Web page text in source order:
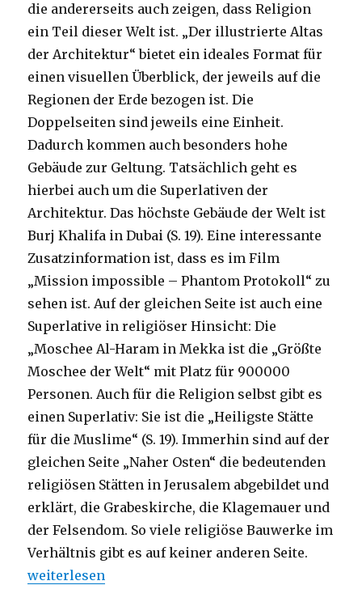
die andererseits auch zeigen, dass Religion
ein Teil dieser Welt ist. „Der illustrierte Altas
der Architektur“ bietet ein ideales Format für
einen visuellen Überblick, der jeweils auf die
Regionen der Erde bezogen ist. Die
Doppelseiten sind jeweils eine Einheit.
Dadurch kommen auch besonders hohe
Gebäude zur Geltung. Tatsächlich geht es
hierbei auch um die Superlativen der
Architektur. Das höchste Gebäude der Welt ist
Burj Khalifa in Dubai (S. 19). Eine interessante
Zusatzinformation ist, dass es im Film
„Mission impossible – Phantom Protokoll“ zu
sehen ist. Auf der gleichen Seite ist auch eine
Superlative in religiöser Hinsicht: Die
„Moschee Al-Haram in Mekka ist die „Größte
Moschee der Welt“ mit Platz für 900000
Personen. Auch für die Religion selbst gibt es
einen Superlativ: Sie ist die „Heiligste Stätte
für die Muslime“ (S. 19). Immerhin sind auf der
gleichen Seite „Naher Osten“ die bedeutenden
religiösen Stätten in Jerusalem abgebildet und
erklärt, die Grabeskirche, die Klagemauer und
der Felsendom. So viele religiöse Bauwerke im
Verhältnis gibt es auf keiner anderen Seite.
„Wichtige Bauwerke auf einen Blick, Rezension
weiterlesen